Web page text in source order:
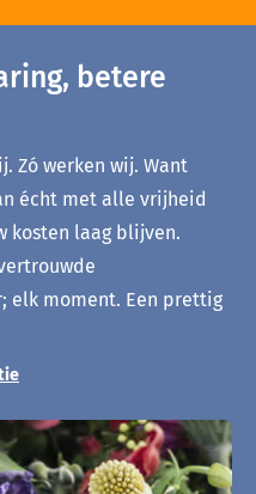
betere
Zó werken wij. Want
écht met alle vrijheid
kosten laag blijven.
elk moment. Een prettig